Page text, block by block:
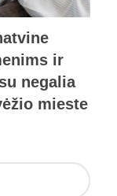
ir
negalia
mieste